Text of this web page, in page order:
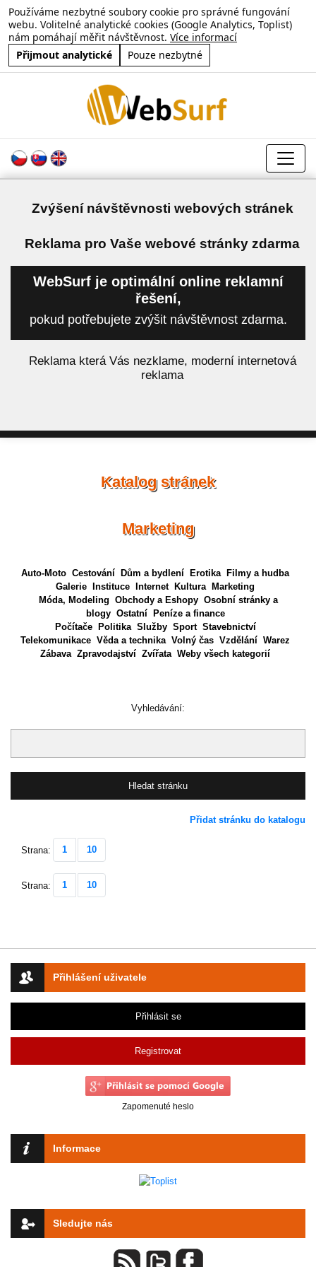
Používáme nezbytné soubory cookie pro správné fungování
webu. Volitelné analytické cookies (Google Analytics, Toplist)
nám pomáhají měřit návštěvnost. Více informací
Přijmout analytické
Pouze nezbytné
Zvýšení návštěvnosti webových stránek
Reklama pro Vaše webové stránky zdarma
WebSurf je optimální online reklamní
řešení,
pokud potřebujete zvýšit návštěvnost zdarma.
Reklama která Vás nezklame, moderní internetová
reklama
Přihlášení uživatele
Přihlásit se
Registrovat
Zapomenuté heslo
Informace
Sledujte nás
Katalog stránek
Marketing
Auto-Moto Cestování Dům a bydlení Erotika
Filmy a hudba
Galerie
Instituce Internet Kultura
Marketing
Móda, Modeling Obchody a Eshopy Osobní stránky a
blogy Ostatní
Peníze a finance
Počítače
Politika Služby Sport Stavebnictví
Telekomunikace Věda a technika Volný čas Vzdělání Warez
Zábava Zpravodajství Zvířata Weby všech kategorií
Vyhledávání:
Přidat stránku do katalogu
Strana: 1 10
Strana: 1 10